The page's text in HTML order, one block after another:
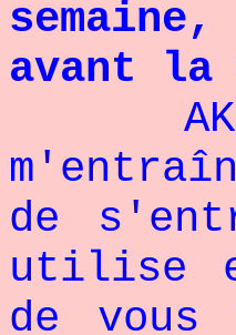
avant la
AK
de
utilise
de